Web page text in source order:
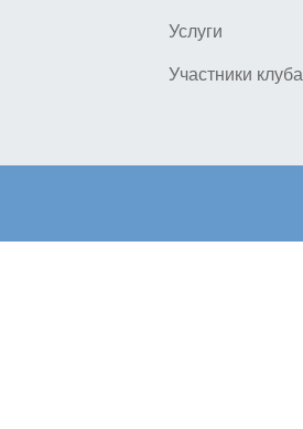
Услуги
Участники клуба